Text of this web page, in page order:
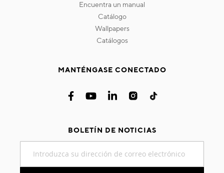
encuentra un manual
catálogo
wallpapers
catálogos
MANTÉNGASE CONECTADO
BOLETÍN DE NOTICIAS
nuestro